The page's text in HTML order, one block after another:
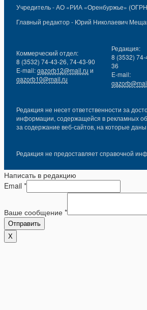
Учредитель - АО «РИА «Оренбуржье»
Главный редактор - Юрий Николаевич
Коммерческий отдел:
8 (3532) 74-43-26, 74-43-90
E-mail:gazorb12@mail.ru и
gazorb10@mail.ru
Редакция:
8 (3532) 74-
36
E-mail:
Редакция не несет ответственности за
информации, содержащейся в рекламных
за содержание веб-сайтов, на которые даны
Редакция не предоставляет справочной
Написать в редакцию
Email *
Ваше сообщение *
Отправить
X